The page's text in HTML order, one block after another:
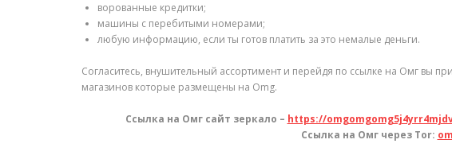
ворованные кредитки;
машины с перебитыми номерами;
любую информацию, если ты готов платить за это немалые деньги.
Согласитесь, внушительный ассортимент и перейдя по ссылке на Омг вы
магазинов которые размещены на Omg.
Ссылка на Омг сайт зеркало – https://
Ссылка на Омг через Tor: